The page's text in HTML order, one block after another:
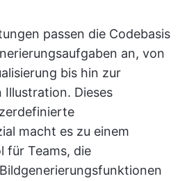
passen die Codebasis
an, von
bis hin zur
Dieses
macht es zu einem
für Teams, die